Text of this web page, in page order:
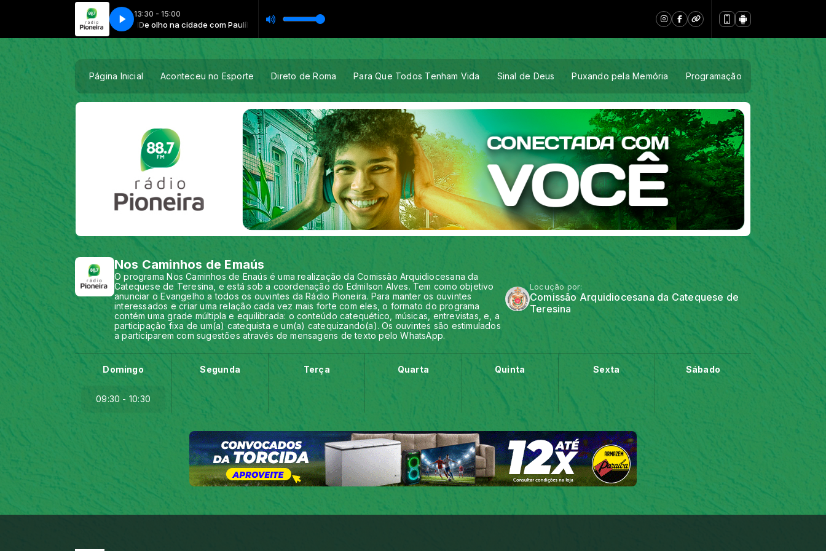
13:30 - 15:00
na cidade com Paulílio Daniel De olho na cidade com Paulílio Daniel
Página Inicial Aconteceu no Esporte Direto de Roma Para Que Todos Tenham Vida Sinal de Deus Puxando pela Memória Programação
Nos Caminhos de Emaús
O programa Nos Caminhos de Enaús é uma realização da Comissão Arquidiocesana da
Catequese de Teresina, e está sob a coordenação do Edmilson Alves. Tem como objetivo
anunciar o Evangelho a todos os ouvintes da Rádio Pioneira. Para manter os ouvintes
interessados e criar uma relação cada vez mais forte com eles, o formato do programa
contém uma grade múltipla e equilibrada: o conteúdo catequético, músicas, entrevistas, e, a
participação fixa de um(a) catequista e um(a) catequizando(a). Os ouvintes são estimulados
a participarem com sugestões através de mensagens de texto pelo WhatsApp.
Locução por:
Comissão Arquidiocesana da Catequese de
Teresina
Domingo
09:30 - 10:30
Segunda Terça Quarta Quinta Sexta Sábado